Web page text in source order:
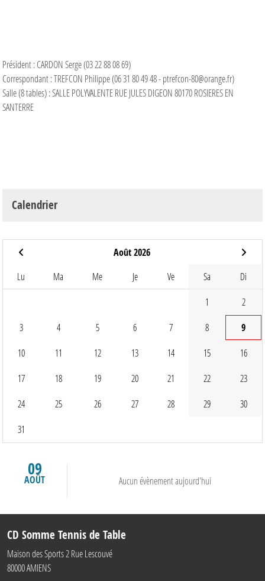
Président : CARDON Serge (03 22 88 08 69)
Correspondant : TREFCON Philippe (06 31 80 49 48 - ptrefcon-80@orange.fr)
Salle (8 tables) : SALLE POLYVALENTE RUE JULES DIGEON 80170 ROSIERES EN
SANTERRE
Calendrier
Août 2026
Lu Ma Me Je Ve Sa Di
1 2
3 4 5 6 7 8 9
10 11 12 13 14 15 16
17 18 19 20 21 22 23
24 25 26 27 28 29 30
31
09
AOÛT Aucun évènement aujourd'hui
CD Somme Tennis de Table
Maison des Sports 2 Rue Lescouvé
80000AMIENS